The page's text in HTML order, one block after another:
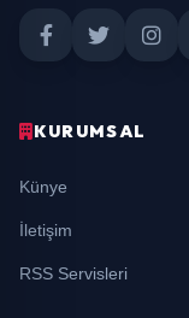
KURUMSAL
Künye
İletişim
RSS Servisleri